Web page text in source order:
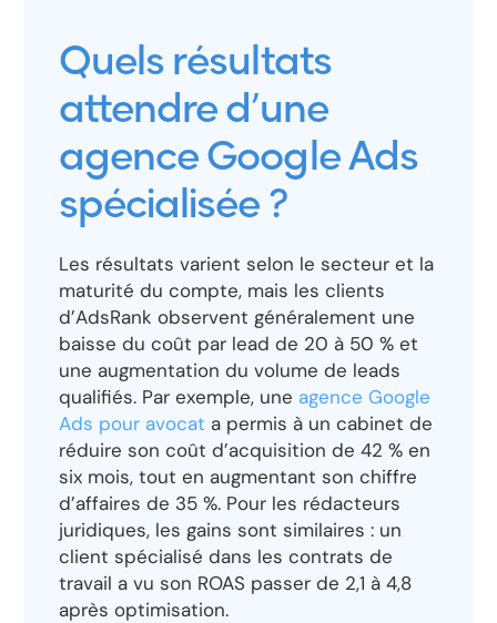
Quels résultats
attendre d’une
agence Google Ads
spécialisée ?
Les résultats varient selon le secteur et la
maturité du compte, mais les clients
d’AdsRank observent généralement une
baisse du coût par lead de 20 à 50 % et
une augmentation du volume de leads
qualifiés. Par exemple, une agence Google
Ads pour avocat a permis à un cabinet de
réduire son coût d’acquisition de 42 % en
six mois, tout en augmentant son chiffre
d’affaires de 35 %. Pour les rédacteurs
juridiques, les gains sont similaires : un
client spécialisé dans les contrats de
travail a vu son ROAS passer de 2,1 à 4,8
après optimisation.